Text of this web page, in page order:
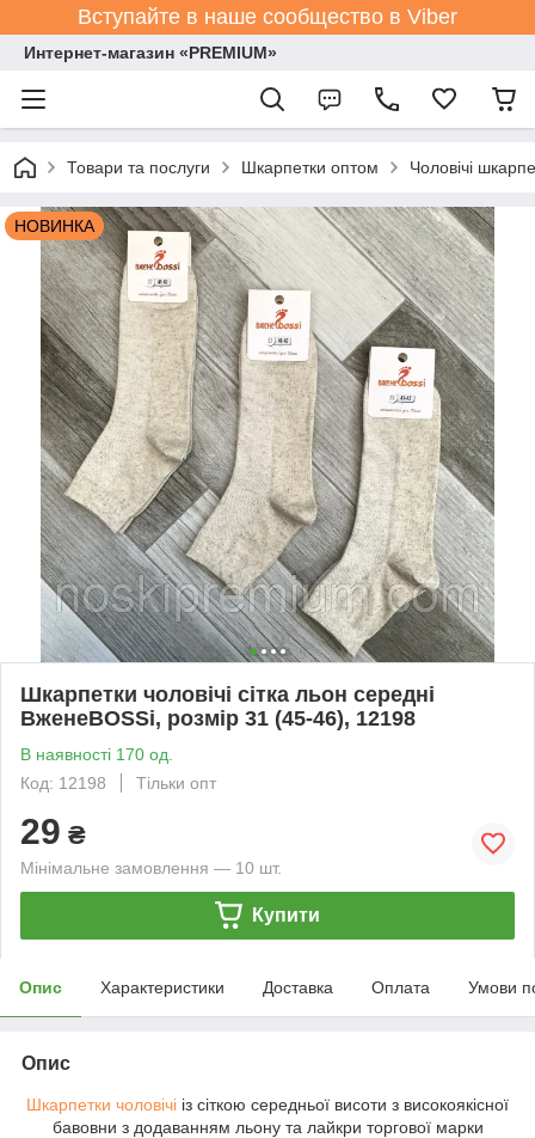
Вступайте в наше сообщество в Viber
Интернет-магазин «PREMIUM»
Товари та послуги Шкарпетки оптом Чоловічі
НОВИНКА
Шкарпетки чоловічі сітка льон середні
ВженеBOSSі, розмір 31 (45-46), 12198
В наявності 170 од.
Код: 12198
Тільки опт
29 ₴
Мінімальне замовлення — 10 шт.
Купити
Опис Характеристики Доставка Оплата Умови
Опис
Шкарпетки чоловічі із сіткою середньої висоти з високоякісної
бавовни з додаванням льону та лайкри торгової марки